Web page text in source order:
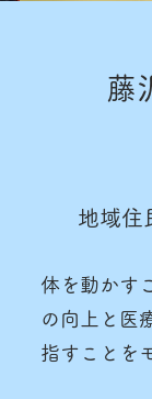
藤
地域住
体を動かす
の向上と医
指すことを